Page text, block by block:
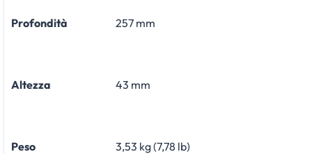
Profondità 257 mm
Altezza 43 mm
Peso 3,53 kg (7,78 lb)